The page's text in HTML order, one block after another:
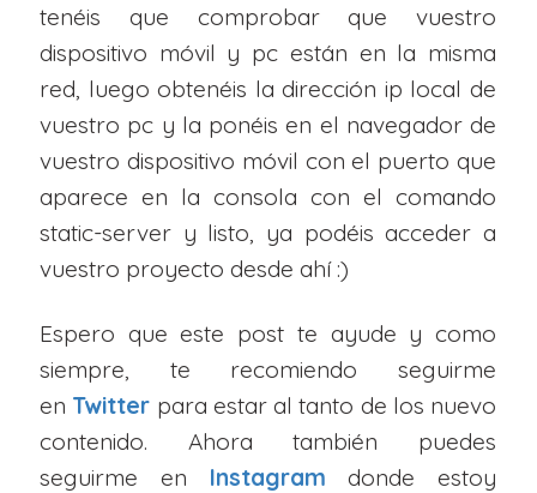
tenéis que comprobar que vuestro
dispositivo móvil y pc están en la misma
red, luego obtenéis la dirección ip local de
vuestro pc y la ponéis en el navegador de
vuestro dispositivo móvil con el puerto que
aparece en la consola con el comando
static-server y listo, ya podéis acceder a
vuestro proyecto desde ahí :)
Espero que este post te ayude y como
siempre, te recomiendo seguirme
en Twitter para estar al tanto de los nuevo
contenido. Ahora también puedes
seguirme en Instagram donde estoy